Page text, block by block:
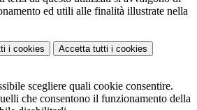
ed utili alle finalità illustrate nella
i cookies Accetta tutti i cookies
scegliere quali cookie consentire.
che consentono il funzionamento della